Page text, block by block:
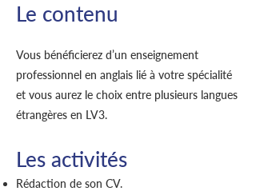
Le contenu
Vous bénéficierez d’un enseignement
professionnel en anglais lié à votre spécialité
et vous aurez le choix entre plusieurs langues
étrangères en LV3.
Les activités
Rédaction de son CV.